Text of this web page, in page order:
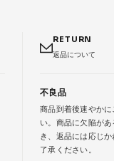
RETURN
返品について
不良品
商品到着後速やかに
い。商品に欠陥が
き、返品には応じ
了承ください。